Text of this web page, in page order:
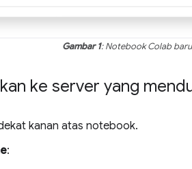
Gambar 1: Notebook Colab
ke server yang
kanan atas notebook.
: